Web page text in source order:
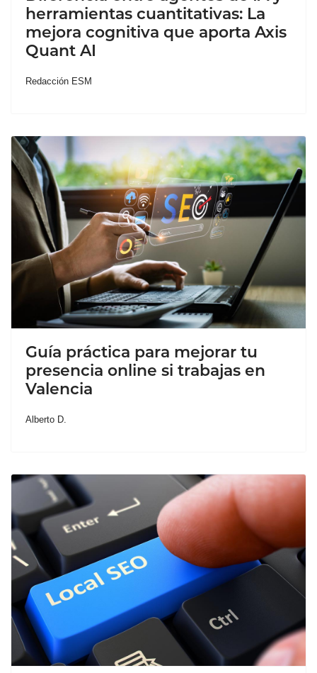
herramientas cuantitativas: La
mejora cognitiva que aporta Axis
Quant AI
Redacción ESM
Guía práctica para mejorar tu
presencia online si trabajas en
Valencia
Alberto D.